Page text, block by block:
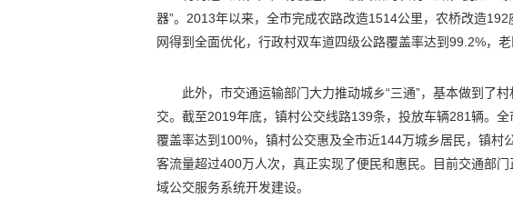
器”。2013年以来，全市完成农路改造1514公里，农桥改造
网得到全面优化，行政村双车道四级公路覆盖率达到99.2%，
此外，市交通运输部门大力推动城乡“三通”，基本做到了
交。截至2019年底，镇村公交线路139条，投放车辆281辆。
覆盖率达到100%，镇村公交惠及全市近144万城乡居民，镇村
客流量超过400万人次，真正实现了便民和惠民。目前交通部
域公交服务系统开发建设。